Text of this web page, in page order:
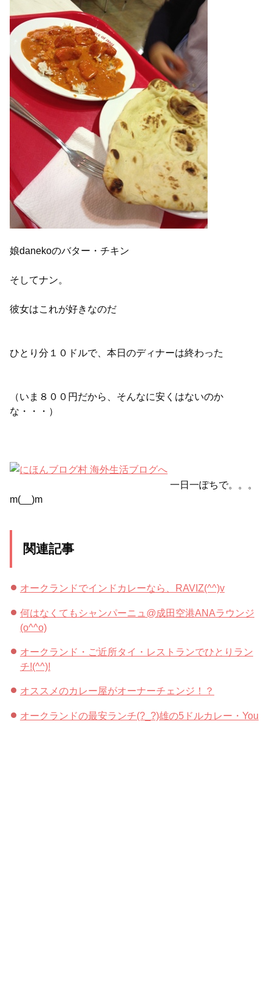
娘danekoのバター・チキン
そしてナン。
彼女はこれが好きなのだ
ひとり分１０ドルで、本日のディナーは終わった
（いま８００円だから、そんなに安くはないのか
な・・・）
一日一ぽちで。。。
m(__)m
関連記事
オークランドでインドカレーなら、RAVIZ(^^)v
何はなくてもシャンパーニュ@成田空港ANAラウンジ
(o^^o)
オークランド・ご近所タイ・レストランでひとりラン
チ!(^^)!
オススメのカレー屋がオーナーチェンジ！？
オークランドの最安ランチ(?_?)雄の5ドルカレー・You